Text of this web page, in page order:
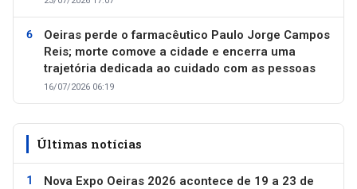
Oeiras perde o farmacêutico Paulo Jorge Campos
Reis; morte comove a cidade e encerra uma
trajetória dedicada ao cuidado com as pessoas
16/07/2026 06:19
Últimas notícias
Nova Expo Oeiras 2026 acontece de 19 a 23 de